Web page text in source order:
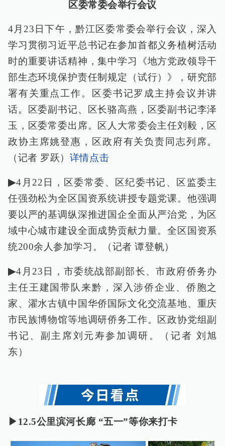
区委常委会举行会议
4月23日下午，黔江区委常委会举行会议，深入
学习贯彻习近平总书记在参加首都义务植树活动
时的重要讲话精神，集中学习《地方党政领导干
部生态环境保护责任制规定（试行）》，研究部
署有关重点工作。区委书记罗成主持会议并讲
话。区委副书记、区长骆高燕，区委副书记李泽
玉，区委常委出席。区人大常委会主任刘毅，区
政协主席姚登惠，区政府有关负责同志列席。
（记者 罗跃） 详情点击
▶4月22日，区委常委、区纪委书记、区监委主
任强劲松为全区国资系统讲授专题党课。他强调
要以严的基调纵深推进国企全面从严治党，为区
域中心城市建设全面成势贡献力量。全区国资系
统200余人参加学习。（记者 谭登帆）
▶4月23日，市委统战部副部长、市政府侨务办
主任王建国带队来黔，深入涉侨企业、侨胞之
家、濯水古镇中国华侨国际文化交流基地、重庆
市民族博物馆等地调研侨务工作。区政协党组副
书记、副主席刘元寿参加调研。（记者 刘旭
东）
▶12.5公里滨河长廊 “五一”等你来打卡